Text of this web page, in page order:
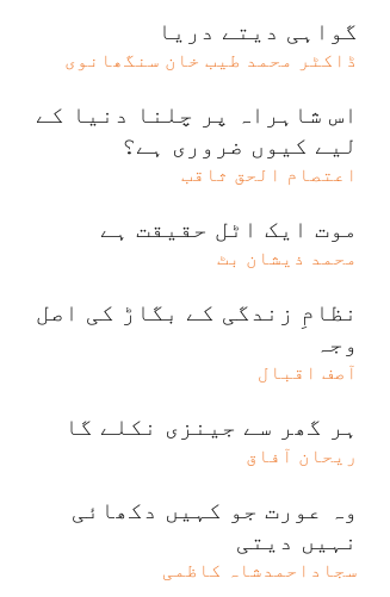
گواہی دیتے دریا
ڈاکٹر محمد طیب خان سنگھانوی
اس شاہراہ پر چلنا دنیا کے
لیے کیوں ضروری ہے؟
اعتصام الحق ثاقب
موت ایک اٹل حقیقت ہے
محمد ذیشان بٹ
نظامِ زندگی کے بگاڑ کی اصل
وجہ
آصف اقبال
ہر گھر سے جینزی نکلے گا
ریحان آفاق
وہ عورت جو کہیں دکھائی
نہیں دیتی
سجاداحمدشاہ کاظمی